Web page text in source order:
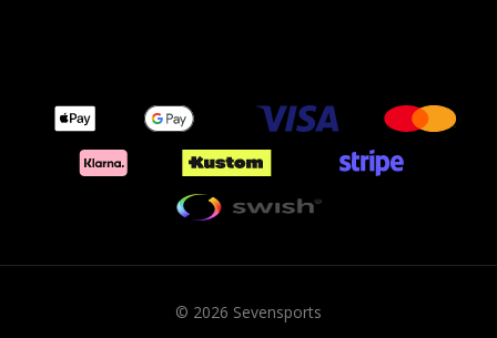
© 2026 Sevensports